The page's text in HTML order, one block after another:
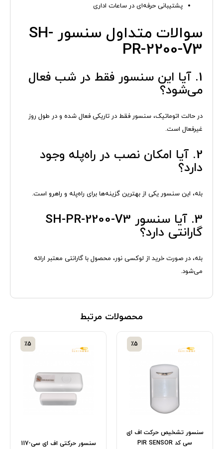
پشتیبانی حرفه‌ای در ساعات اداری
سوالات متداول سنسور SH-
PR-2200-V3
1. آیا این سنسور فقط در شب فعال
می‌شود؟
در حالت اتوماتیک، سنسور فقط در تاریکی فعال شده و در طول روز
غیرفعال است.
2. آیا امکان نصب در راه‌پله وجود
دارد؟
بله، این سنسور یکی از بهترین گزینه‌ها برای راه‌پله و راهرو است.
3. آیا سنسور SH-PR-2200-V3
گارانتی دارد؟
بله، در صورت خرید از لوکسی نور، محصول با گارانتی معتبر ارائه
می‌شود.
محصولات مرتبط
سنسور تشخیص حرکت اف ای
سی کد PIR SENSOR
٪5
سنسور حرکتی اف ای سی-117
٪5